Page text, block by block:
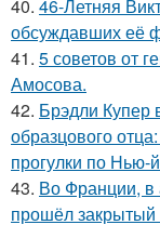
40. 46-Летняя
обсуждавших её
41. 5 советов от
Амосова.
42. Брэдли Купер
образцового
прогулки по Нью-
43. Во Франции, в
прошёл закрытый